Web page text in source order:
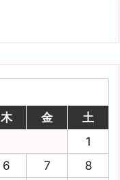
木 金
土
1
6 7
8